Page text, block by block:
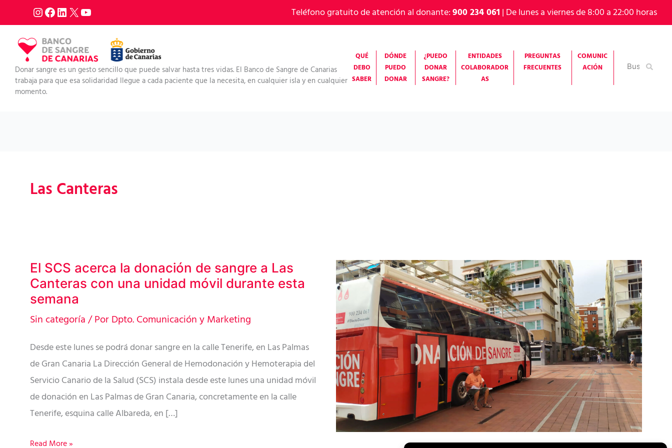
al
contenido
Teléfono gratuito de atención al donante:900 234 061 | De lunes a viernes de 8:00 a 22:00 horas
Donar sangre es un gesto sencillo que puede salvar hasta tres vidas. El Banco de Sangre de Canarias
trabaja para que esa solidaridad llegue a cada paciente que la necesita, en cualquier isla y en cualquier
momento.
QUÉ
DEBO
SABER
DÓNDE
PUEDO
DONAR
¿PUEDO
DONAR
SANGRE?
ENTIDADES
COLABORADOR
AS
PREGUNTAS
FRECUENTES
COMUNIC
ACIÓN
Buscar
Las Canteras
El SCS acerca la donación de sangre a Las
Canteras con una unidad móvil durante esta
semana
Sin categoría/ PorDpto. Comunicación y Marketing
Desde este lunes se podrá donar sangre en la calle Tenerife, en Las Palmas
de Gran Canaria La Dirección General de Hemodonación y Hemoterapia del
Servicio Canario de la Salud (SCS) instala desde este lunes una unidad móvil
de donación en Las Palmas de Gran Canaria, concretamente en la calle
Tenerife, esquina calle Albareda, en […]
El
SCS
acerca
la
de
sangre
a
Las
Canteras
Read More »